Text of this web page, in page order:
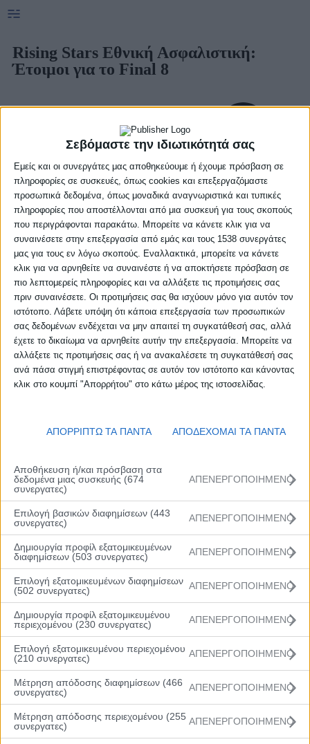
Σεβόμαστε την ιδιωτικότητά σας
Εμείς και οι συνεργάτες μας αποθηκεύουμε ή έχουμε πρόσβαση σε
πληροφορίες σε συσκευές, όπως cookies και επεξεργαζόμαστε
προσωπικά δεδομένα, όπως μοναδικά αναγνωριστικά και τυπικές
πληροφορίες που αποστέλλονται από μια συσκευή για τους σκοπούς
που περιγράφονται παρακάτω. Μπορείτε να κάνετε κλικ για να
συναινέσετε στην επεξεργασία από εμάς και τους 1538 συνεργάτες
μας για τους εν λόγω σκοπούς. Εναλλακτικά, μπορείτε να κάνετε
κλικ για να αρνηθείτε να συναινέστε ή να αποκτήσετε πρόσβαση σε
πιο λεπτομερείς πληροφορίες και να αλλάξετε τις προτιμήσεις σας
πριν συναινέσετε. Οι προτιμήσεις σας θα ισχύουν μόνο για αυτόν τον
ιστότοπο. Λάβετε υπόψη ότι κάποια επεξεργασία των προσωπικών
σας δεδομένων ενδέχεται να μην απαιτεί τη συγκατάθεσή σας, αλλά
έχετε το δικαίωμα να αρνηθείτε αυτήν την επεξεργασία. Μπορείτε να
αλλάξετε τις προτιμήσεις σας ή να ανακαλέσετε τη συγκατάθεσή σας
ανά πάσα στιγμή επιστρέφοντας σε αυτόν τον ιστότοπο και κάνοντας
κλικ στο κουμπί "Απορρήτου" στο κάτω μέρος της ιστοσελίδας.
ΑΠΟΡΡΙΠΤΩ ΤΑ ΠΑΝΤΑ ΑΠΟΔΕΧΟΜΑΙ ΤΑ ΠΑΝΤΑ
Αποθήκευση ή/και πρόσβαση στα
δεδομένα μιας συσκευής (674
συνεργατες)
ΑΠΕΝΕΡΓΟΠΟΙΗΜΕΝΟ
Επιλογή βασικών διαφημίσεων (443
συνεργατες)
ΑΠΕΝΕΡΓΟΠΟΙΗΜΕΝΟ
Δημιουργία προφίλ εξατομικευμένων
διαφημίσεων (503 συνεργατες)
ΑΠΕΝΕΡΓΟΠΟΙΗΜΕΝΟ
Επιλογή εξατομικευμένων διαφημίσεων
(502 συνεργατες)
ΑΠΕΝΕΡΓΟΠΟΙΗΜΕΝΟ
Δημιουργία προφίλ εξατομικευμένου
περιεχομένου (230 συνεργατες)
ΑΠΕΝΕΡΓΟΠΟΙΗΜΕΝΟ
Επιλογή εξατομικευμένου περιεχομένου
(210 συνεργατες)
ΑΠΕΝΕΡΓΟΠΟΙΗΜΕΝΟ
Μέτρηση απόδοσης διαφημίσεων (466
συνεργατες)
ΑΠΕΝΕΡΓΟΠΟΙΗΜΕΝΟ
Μέτρηση απόδοσης περιεχομένου (255
συνεργατες)
ΑΠΕΝΕΡΓΟΠΟΙΗΜΕΝΟ
Rising Stars Εθνική Ασφαλιστική:
Έτοιμοι για το Final 8
8 Φεβρουαρίου, 2023
Facebook Twitter
Το μεγάλο ραντεβού του Rising Stars Εθνική Ασφαλιστική έχει
κλειστεί. Η κανονική περίοδος ολοκληρώθηκε και οχτώ ομάδες
από τα τουρνουά που προηγήθηκαν θα υπάρχει και μία ομάδα
προσκεκλημένη εκτός Ελλάδας: Την Mega Basket από τη
Σερβία.
Η κλήρωση, για τη θέση την οποία θα πάρει η Mega Basket θα
πραγματοποιηθεί την Πέμπτη (9/2) στις 15.00 στα γραφεία της
ΕΟΚ στο ΟΑΚΑ. Οι ομάδες Rising Stars South και Rising Stars
North θα ενωθούν και θα αγωνιστούν ως Rising Stars. Οι άλλες
έξι ομάδες που θα αγωνιστούν είναι οι Παναθηναϊκός,
Ολυμπιακός, Περιστέρι, ΔΕΚΑ, Προμηθέας Πάτρας, ΠΑΟΚ.
To Final 8 θα διεξαχθεί 3-5 Μαρτίου στην Πάτρα.